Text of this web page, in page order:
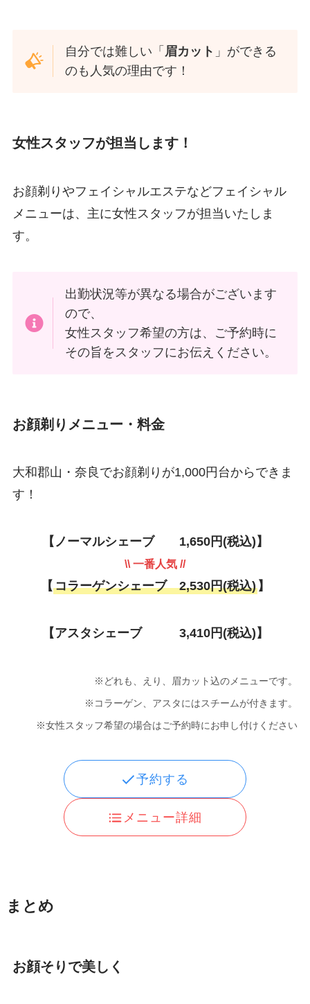
自分では難しい「 眉カット 」ができる
のも人気の理由です！
女性スタッフが担当します！
お顔剃りやフェイシャルエステなどフェイシャル
メニューは、主に女性スタッフが担当いたしま
す。
出勤状況等が異なる場合がございます
ので、
女性スタッフ希望の方は、ご予約時に
その旨をスタッフにお伝えください。
お顔剃りメニュー・料金
大和郡山・奈良でお顔剃りが1,000円台からできま
す！
【ノーマルシェーブ 1,650円(税込)】
\\ 一番人気 //
【コラーゲンシェーブ 2,530円(税込)】
【アスタシェーブ 3,410円(税込)】
※どれも、えり、眉カット込のメニューです。
※コラーゲン、アスタにはスチームが付きます。
※女性スタッフ希望の場合はご予約時にお申し付けください
予約する
メニュー詳細
まとめ
お顔そりで美しく